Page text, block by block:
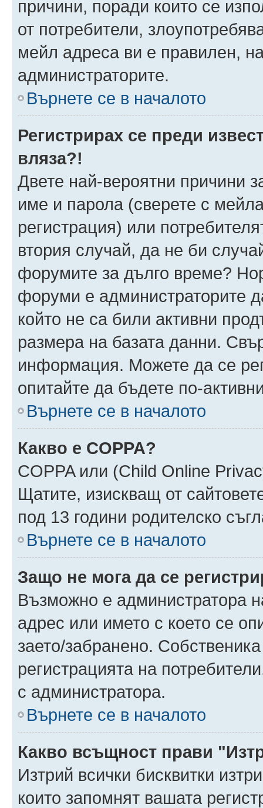
причини, поради които се
от потребители,
мейл адреса ви е правилен,
администраторите.
Върнете се в началото
Регистрирах се преди
вляза?!
Двете най-вероятни причини
име и парола (сверете с
регистрация) или
втория случай, да не би
форумите за дълго време?
форуми е администраторите
който не са били активни
размера на базата данни.
информация. Можете да се
опитайте да бъдете по-
Върнете се в началото
Какво е COPPA?
COPPA или (Child Online
Щатите, изискващ от
под 13 години родителско
Върнете се в началото
Защо не мога да се
Възможно е администратора
адрес или името с което се
заето/забранено.
регистрацията на
с администратора.
Върнете се в началото
Какво всъщност прави
Изтрий всички бисквитки
които запомнят вашата